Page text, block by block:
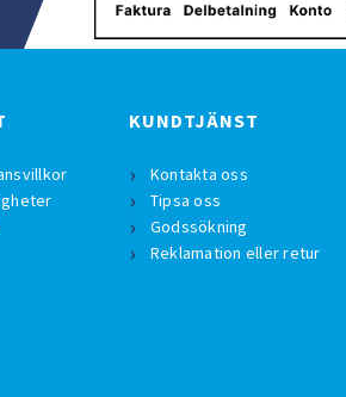
KUNDTJÄNST
Kontakta oss
Tipsa oss
Godssökning
Reklamation eller retur